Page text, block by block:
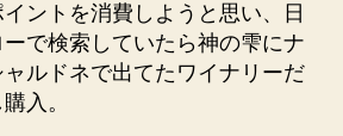
ントを消費しようと思い、日
で検索していたら神の雫にナ
ルドネで出てたワイナリーだ
入。